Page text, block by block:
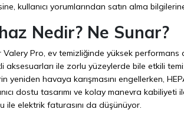
kullanıcı yorumlarından satın alma
Nedir? Ne Sunar?
Valery Pro, ev temizliğinde yüksek
aksesuarları ile zorlu yüzeylerde bile etkili
yeniden havaya karışmasını engellerken,
dostu tasarımı ve kolay manevra kabiliyeti
ile elektrik faturasını da düşünüyor.